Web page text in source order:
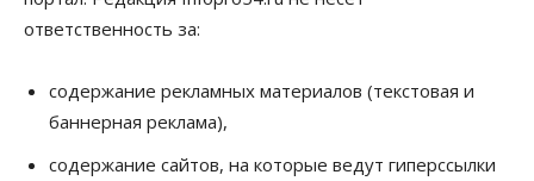
07 Августа 2026, 10:15
Новосибирской области, но режима ЧС не будет
07 Августа 2026, 10:00
Бизнес Право&Порядок
ответственность за:
содержание рекламных материалов (текстовая и
баннерная реклама),
содержание сайтов, на которые ведут гиперссылки